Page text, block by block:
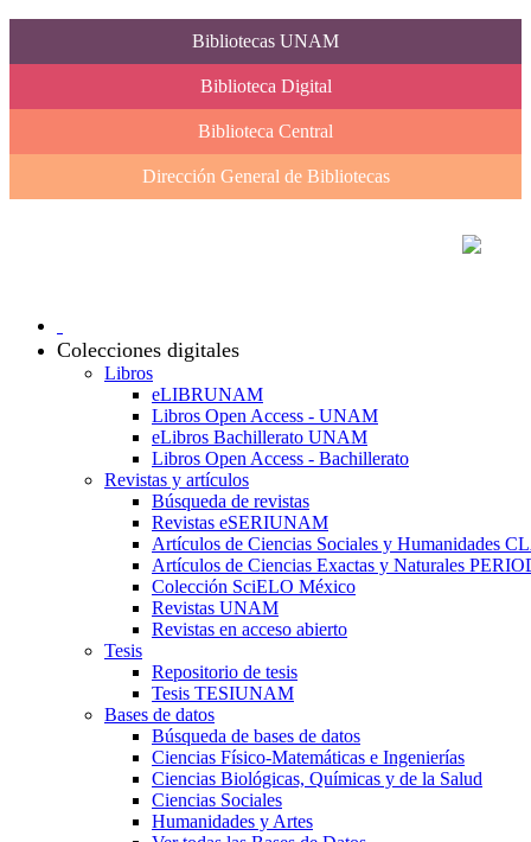
Bibliotecas UNAM
Biblioteca Digital
Biblioteca Central
Dirección General de Bibliotecas
Colecciones digitales
Libros
eLIBRUNAM
Libros Open Access - UNAM
eLibros Bachillerato UNAM
Libros Open Access - Bachillerato
Revistas y artículos
Búsqueda de revistas
Revistas eSERIUNAM
Artículos de Ciencias Sociales y Humanidades
Artículos de Ciencias Exactas y Naturales
Colección SciELO México
Revistas UNAM
Revistas en acceso abierto
Tesis
Repositorio de tesis
Tesis TESIUNAM
Bases de datos
Búsqueda de bases de datos
Ciencias Físico-Matemáticas e Ingenierías
Ciencias Biológicas, Químicas y de la Salud
Ciencias Sociales
Humanidades y Artes